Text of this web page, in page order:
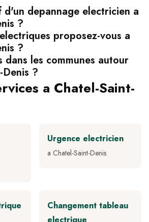
depannage electricien a
?
proposez-vous a
?
dans les communes autour
?
a Chatel-Saint-
Urgence electricien
a Chatel-Saint-Denis
Changement tableau